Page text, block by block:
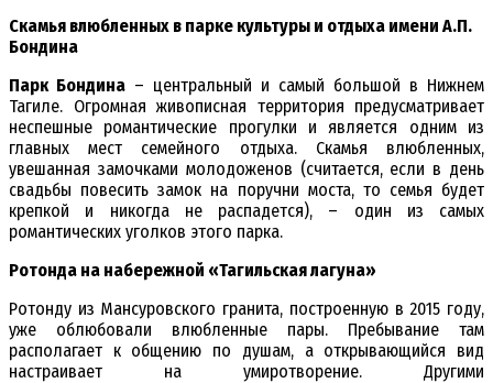
Скамья влюбленных в парке культуры и отдыха имени А.П.
Бондина
Парк Бондина – центральный и самый большой в Нижнем
Тагиле. Огромная живописная территория предусматривает
неспешные романтические прогулки и является одним из
главных мест семейного отдыха. Скамья влюбленных,
увешанная замочками молодоженов (считается, если в день
свадьбы повесить замок на поручни моста, то семья будет
крепкой и никогда не распадется), – один из самых
романтических уголков этого парка.
Ротонда на набережной «Тагильская лагуна»
Ротонду из Мансуровского гранита, построенную в 2015 году,
уже облюбовали влюбленные пары. Пребывание там
располагает к общению по душам, а открывающийся вид
настраивает на умиротворение. Другими